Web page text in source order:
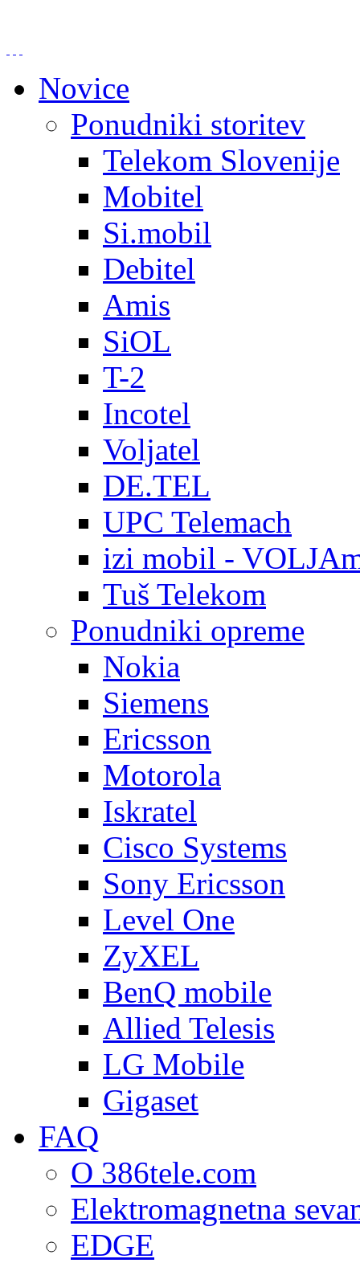
Novice
Ponudniki storitev
Telekom Slovenije
Mobitel
Si.mobil
Debitel
Amis
SiOL
T-2
Incotel
Voljatel
DE.TEL
UPC Telemach
izi mobil -
Tuš Telekom
Ponudniki opreme
Nokia
Siemens
Ericsson
Motorola
Iskratel
Cisco Systems
Sony Ericsson
Level One
ZyXEL
BenQ mobile
Allied Telesis
LG Mobile
Gigaset
FAQ
O 386tele.com
Elektromagnetna
EDGE